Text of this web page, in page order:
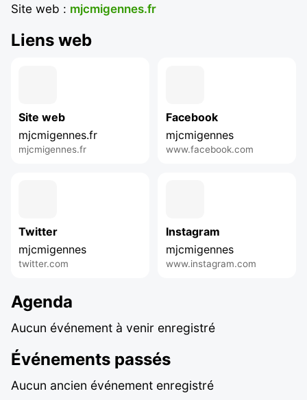
Site web : mjcmigennes.fr
Liens web
Site web
mjcmigennes.fr
mjcmigennes.fr
Facebook
mjcmigennes
www.facebook.com
Twitter
mjcmigennes
twitter.com
Instagram
mjcmigennes
www.instagram.com
Agenda
Aucun événement à venir enregistré
Événements passés
Aucun ancien événement enregistré